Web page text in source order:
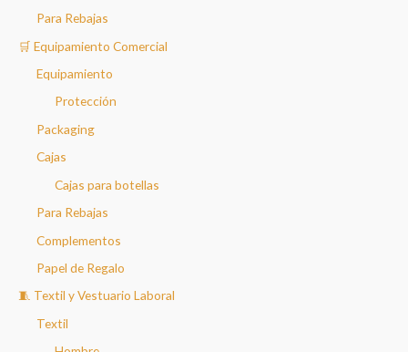
Para Rebajas
🛒 Equipamiento Comercial
Equipamiento
Protección
Packaging
Cajas
Cajas para botellas
Para Rebajas
Complementos
Papel de Regalo
🧵 Textil y Vestuario Laboral
Textil